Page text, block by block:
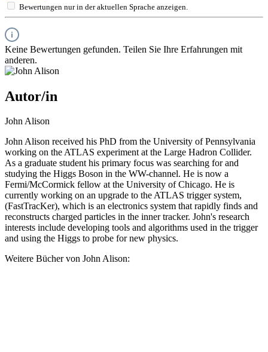
Bewertungen nur in der aktuellen Sprache anzeigen.
Keine Bewertungen gefunden. Teilen Sie Ihre Erfahrungen mit
anderen.
Autor/in
John Alison
John Alison received his PhD from the University of Pennsylvania
working on the ATLAS experiment at the Large Hadron Collider.
As a graduate student his primary focus was searching for and
studying the Higgs Boson in the WW-channel. He is now a
Fermi/McCormick fellow at the University of Chicago. He is
currently working on an upgrade to the ATLAS trigger system,
(FastTracKer), which is an electronics system that rapidly finds and
reconstructs charged particles in the inner tracker. John's research
interests include developing tools and algorithms used in the trigger
and using the Higgs to probe for new physics.
Weitere Bücher von John Alison: